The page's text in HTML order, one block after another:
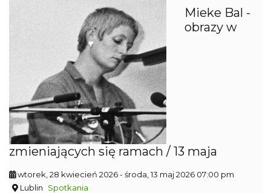
Mieke Bal -
obrazy w
zmieniających się ramach / 13 maja
wtorek, 28 kwiecień 2026- środa, 13 maj 2026 07:00 pm
Lublin
Spotkania